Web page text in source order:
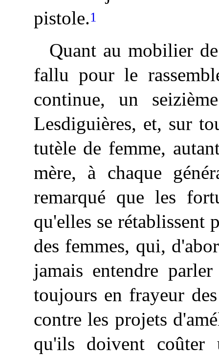
pistole.1
Quantau mobilier
fallu pour le
continue, un
Lesdiguières, et, sur
tutèle de femme,
mère, à chaque
remarqué que les
qu'elles se rétablissent
des femmes, qui,
jamais entendre
toujours en frayeur
contre les projets
qu'ils doivent coûter